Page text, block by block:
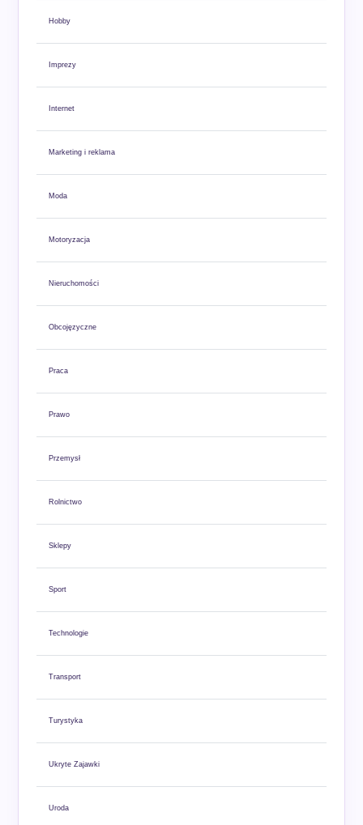
Hobby
Imprezy
Internet
Marketing i reklama
Moda
Motoryzacja
Nieruchomości
Obcojęzyczne
Praca
Prawo
Przemysł
Rolnictwo
Sklepy
Sport
Technologie
Transport
Turystyka
Ukryte Zajawki
Uroda